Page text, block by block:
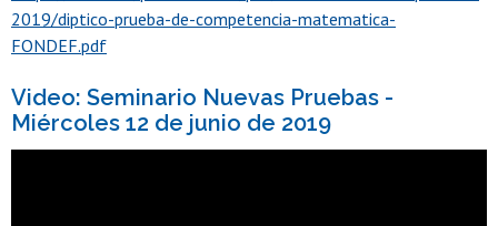
2019/diptico-prueba-de-competencia-matematica-
FONDEF.pdf
Video: Seminario Nuevas Pruebas -
Miércoles 12 de junio de 2019